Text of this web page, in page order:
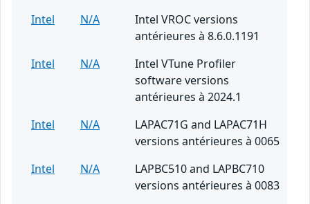
Intel
N/A
Intel VROC versions
antérieures à 8.6.0.1191
Intel
N/A
Intel VTune Profiler
software versions
antérieures à 2024.1
Intel
N/A
LAPAC71G and LAPAC71H
versions antérieures à 0065
Intel
N/A
LAPBC510 and LAPBC710
versions antérieures à 0083